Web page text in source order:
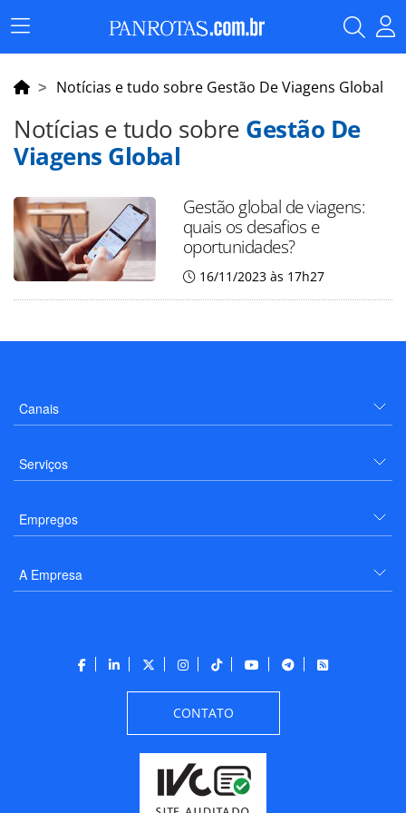
Menu
Principal
Notícias e tudo sobre Gestão De Viagens Global
Notícias e tudo sobre Gestão De
Viagens Global
Gestão global de viagens:
quais os desafios e
oportunidades?
16/11/2023 às 17h27
Canais
Serviços
Empregos
A Empresa
CONTATO